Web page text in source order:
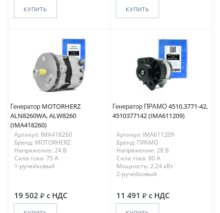
КУПИТЬ КУПИТЬ
Генератор MOTORHERZ
ALN8260WA, ALW8260
(IMA418260)
Артикул: IMA418260
Бренд: MOTORHERZ
Напряжение: 24 В
Сила тока: 75 A
1-ручейковый
19 502 с НДС
Генератор ПРАМО 4510.3771-42,
4510377142 (IMA611209)
Артикул: IMA611209
Бренд: ПРАМО
Напряжение: 28 В
Сила тока: 80 A
Мощность: 2.24 кВт
2-ручейковый
11 491 с НДС